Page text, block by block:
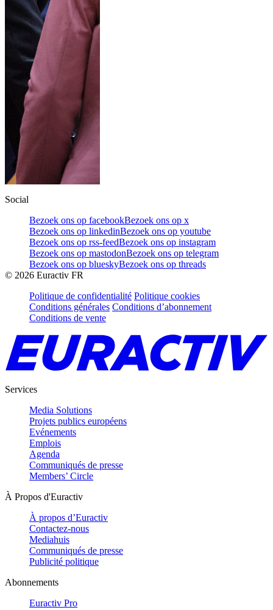
Social
Bezoek ons op facebookBezoek ons op x
Bezoek ons op linkedinBezoek ons op youtube
Bezoek ons op rss-feedBezoek ons op instagram
Bezoek ons op mastodonBezoek ons op telegram
Bezoek ons op blueskyBezoek ons op threads
© 2026 Euractiv FR
Politique de confidentialité Politique cookies
Conditions générales Conditions d’abonnement
Conditions de vente
Services
Media Solutions
Projets publics européens
Evénements
Emplois
Agenda
Communiqués de presse
Members’ Circle
À Propos d'Euractiv
À propos d’Euractiv
Contactez-nous
Mediahuis
Communiqués de presse
Publicité politique
Abonnements
Euractiv Pro